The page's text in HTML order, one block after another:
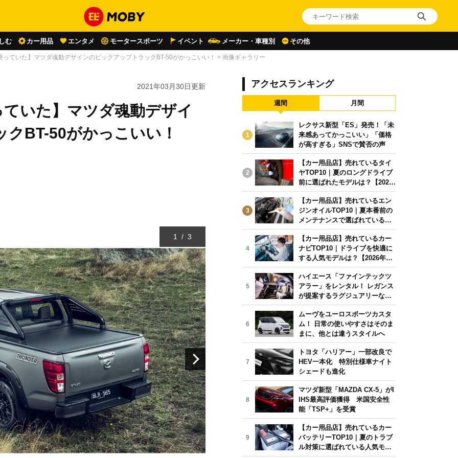
む カー用品 エンタメ モータースポーツ イベント メーカー・車種別 その他
っていた】マツダ魂動デザインのピックアップトラックBT-50がかっこいい！ > 画像ギャラリー
2021年03月30日更新
いた】マツダ魂動デザイ
BT-50がかっこいい！
1 / 3
アクセスランキング
週間 月間
1
レクサス新型「ES」発売！「未
来感あってかっこいい」「価格
が高すぎる」SNSで賛否の声
2
【カー用品店】売れているタイ
ヤTOP10｜夏のロングドライブ
前に選ばれたモデルは？【2026
年6月版】
3
【カー用品店】売れているエン
ジンオイルTOP10｜夏本番前の
メンテナンスで選ばれている人
気モデルは？【2026年6月版】
4
【カー用品店】売れているカー
ナビTOP10｜ドライブを快適に
する人気モデルは？【2026年6
月版】
5
ハイエース「ファインテックツ
アラー」をレンタル！ レガンス
が提案するラグジュアリーな移
動体験
6
ムーヴをユーロスポーツカスタ
ム！ 日常の使いやすさはそのま
まに、他とは違うスタイルへ
7
トヨタ「ハリアー」一部改良で
HEV一本化 特別仕様車ナイト
シェードも進化
8
マツダ新型「MAZDA CX-5」がI
IHS最高評価獲得 米国安全性
能「TSP+」を受賞
9
【カー用品店】売れているカー
バッテリーTOP10｜夏のトラブ
ル対策に選ばれている人気モデ